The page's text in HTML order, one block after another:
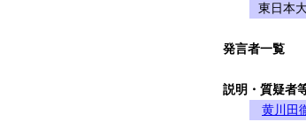
東日本
発言者一覧
説明・質疑者
黄川田